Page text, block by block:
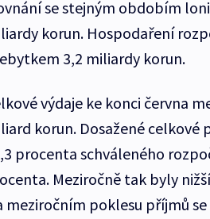
se stejným obdobím
korun. Hospodaření
3,2 miliardy korun.
výdaje ke konci června
korun. Dosažené
procenta schváleného
Meziročně tak byly
meziročním poklesu příjmů